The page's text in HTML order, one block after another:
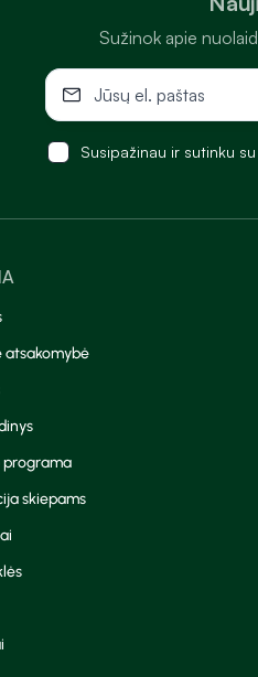
Sužinok apie
Susipažinau ir sutinku su
atsakomybė
programa
skiepams